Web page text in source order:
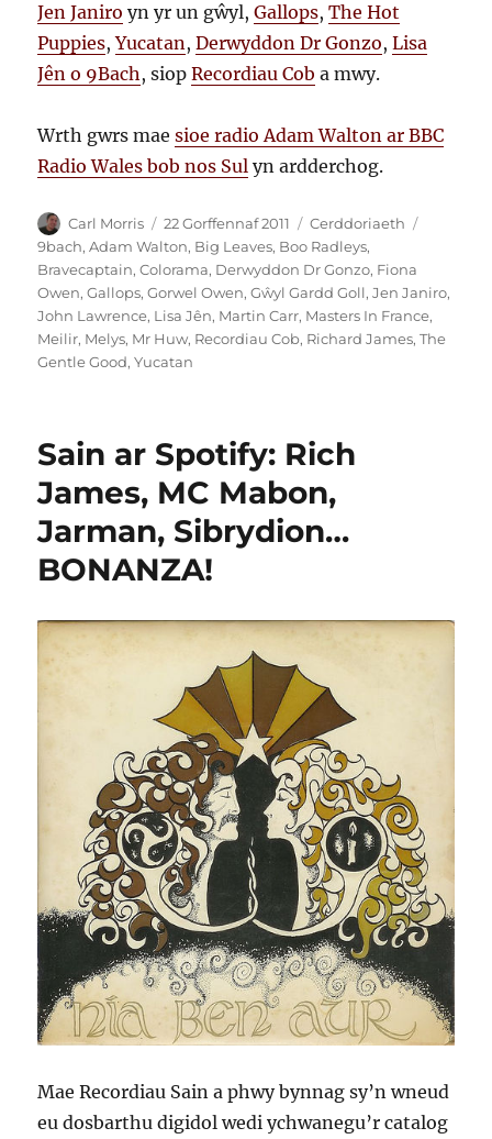
Jen Janiro yn yr un gŵyl,Gallops,The Hot
Puppies,Yucatan,Derwyddon Dr Gonzo,Lisa
Jên o 9Bach, siopRecordiau Cob a mwy.
Wrth gwrs maesioe radio Adam Walton ar BBC
Radio Wales bob nos Sul yn ardderchog.
Awdur
Carl Morris
Cofnodwyd
ar
22 Gorffennaf 2011 Categorïau
Cerddoriaeth
9bach,Adam Walton, Big Leaves, Boo Radleys,
Bravecaptain,Colorama, Derwyddon Dr Gonzo, Fiona
Owen,Gallops,Gorwel Owen,Gŵyl Gardd Goll,Jen Janiro,
John Lawrence, Lisa Jên, Martin Carr, Masters In France,
Meilir, Melys, Mr Huw, Recordiau Cob, Richard James,The
Gentle Good,Yucatan
Sain ar Spotify: Rich
James, MC Mabon,
Jarman, Sibrydion…
BONANZA!
Mae Recordiau Sain a phwy bynnag sy’n wneud
eu dosbarthu digidol wedi ychwanegu’r catalog